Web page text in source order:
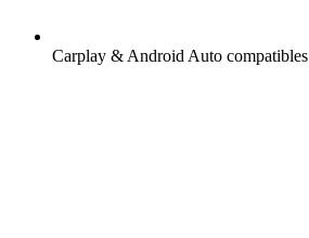
Carplay & Android Auto compatibles